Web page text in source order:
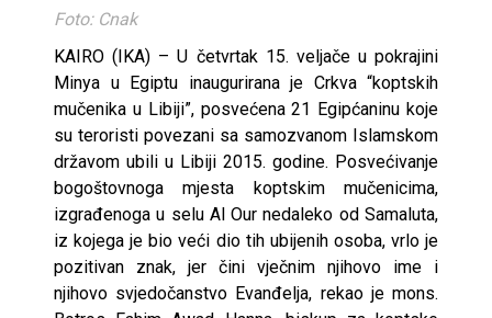
Foto: Cnak
KAIRO (IKA) – U četvrtak 15. veljače u pokrajini
Minya u Egiptu inaugurirana je Crkva “koptskih
mučenika u Libiji”, posvećena 21 Egipćaninu koje
su teroristi povezani sa samozvanom Islamskom
državom ubili u Libiji 2015. godine. Posvećivanje
bogoštovnoga mjesta koptskim mučenicima,
izgrađenoga u selu Al Our nedaleko od Samaluta,
iz kojega je bio veći dio tih ubijenih osoba, vrlo je
pozitivan znak, jer čini vječnim njihovo ime i
njihovo svjedočanstvo Evanđelja, rekao je mons.